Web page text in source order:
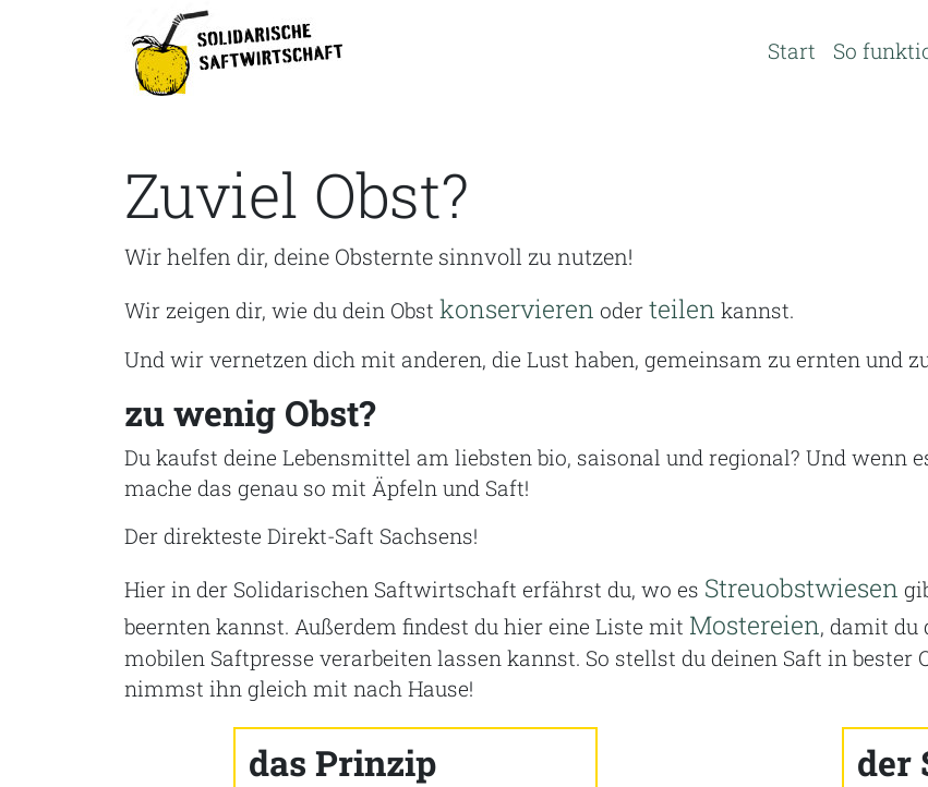
Start So
Zuviel Obst?
Wir helfen dir, deine Obsternte sinnvoll zu nutzen!
Wir zeigen dir, wie du dein Obst konservieren oder teilen kannst.
Und wir vernetzen dich mit anderen, die Lust haben, gemeinsam zu ernten und
zu wenig Obst?
Du kaufst deine Lebensmittel am liebsten bio, saisonal und regional? Und wenn
mache das genau so mit Äpfeln und Saft!
Der direkteste Direkt-Saft Sachsens!
Hier in der Solidarischen Saftwirtschaft erfährst du, wo es Streuobstwiesen
beernten kannst. Außerdem findest du hier eine Liste mit Mostereien, damit du
mobilen Saftpresse verarbeiten lassen kannst. So stellst du deinen Saft in bester
nimmst ihn gleich mit nach Hause!
das Prinzip der